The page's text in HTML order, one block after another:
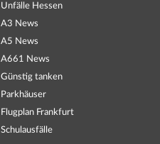
Unfälle Hessen
A3 News
A5 News
A661 News
Günstig tanken
Parkhäuser
Flugplan Frankfurt
Schulausfälle